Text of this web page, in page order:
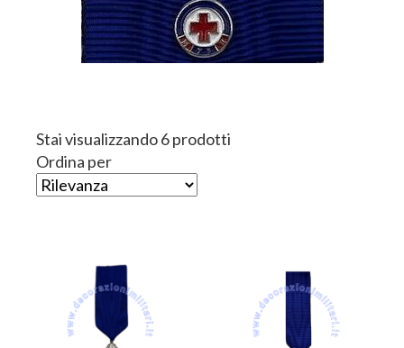
Stai visualizzando 6 prodotti
Ordina per